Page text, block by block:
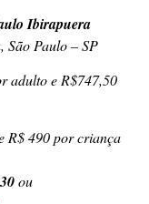
Ibirapuera
São Paulo – SP
adulto e R$747,50
R$ 490 por criança
ou